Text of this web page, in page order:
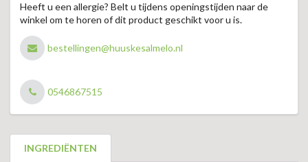
Heeft u een allergie? Belt u tijdens openingstijden naar de
winkel om te horen of dit product geschikt voor u is.
bestellingen@huuskesalmelo.nl
0546867515
INGREDIËNTEN